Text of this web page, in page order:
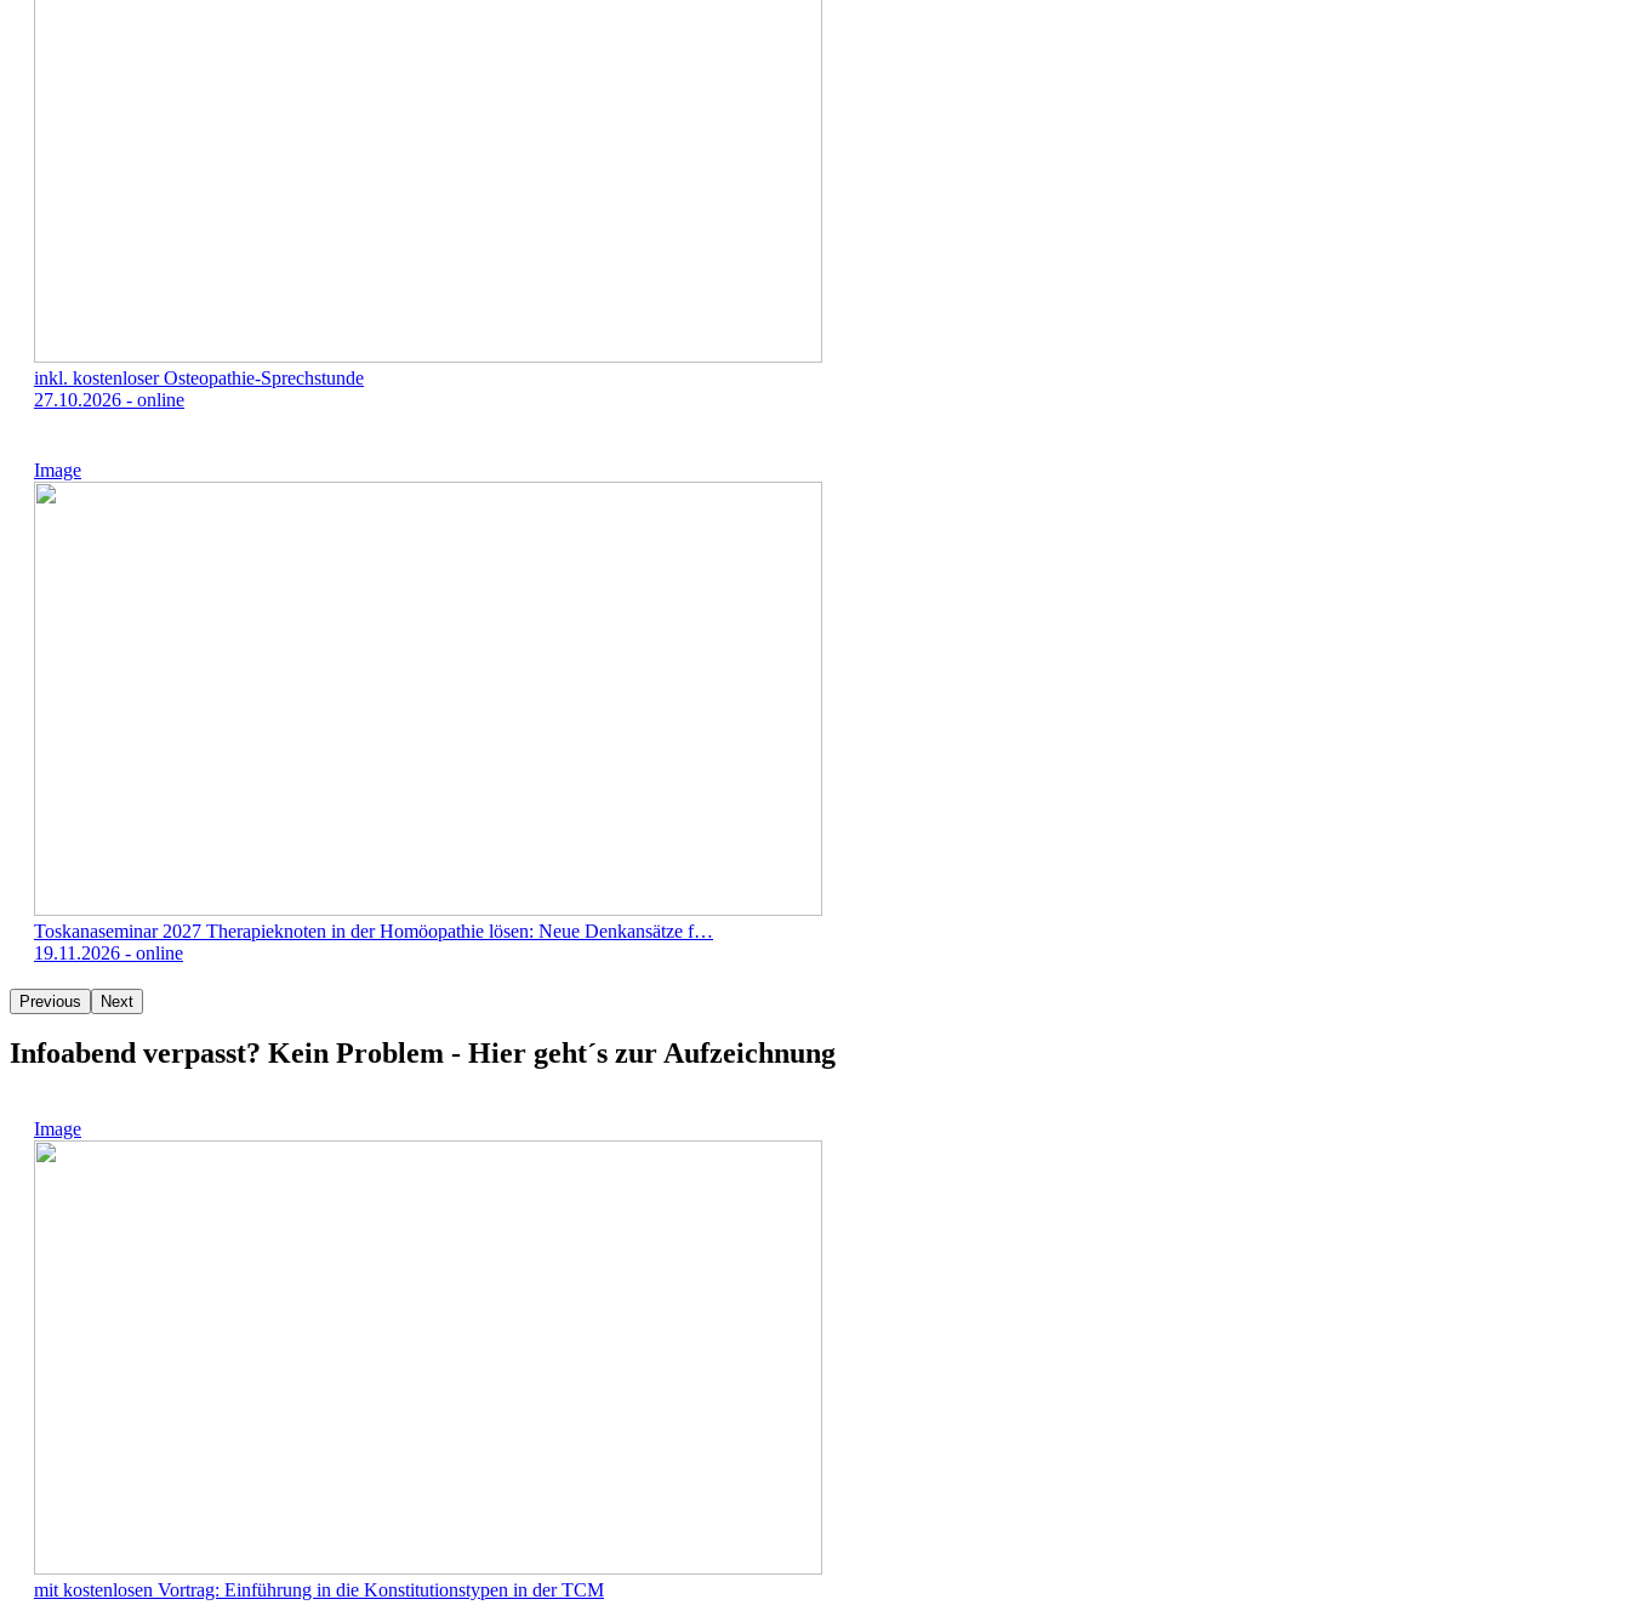
inkl. kostenloser Osteopathie-Sprechstunde
27.10.2026 - online
Image
Toskanaseminar 2027 Therapieknoten in der Homöopathie lösen: Neue Denkansätze f…
19.11.2026 - online
Previous Next
Infoabend verpasst? Kein Problem - Hier geht´s zur Aufzeichnung
Image
mit kostenlosen Vortrag: Einführung in die Konstitutionstypen in der TCM